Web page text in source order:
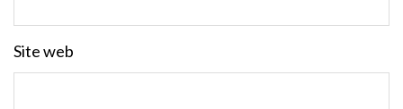
Site web